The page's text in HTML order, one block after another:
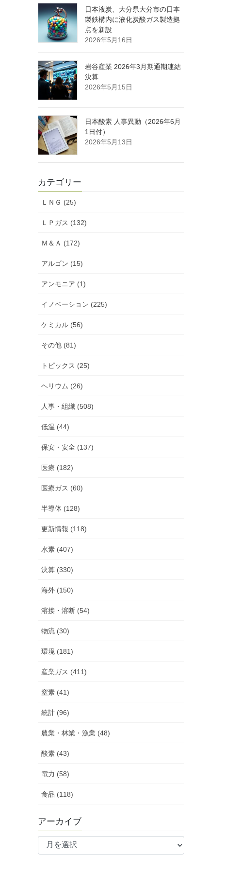
日本液炭、大分県大分市の日本
製鉄構内に液化炭酸ガス製造拠
点を新設
2026年5月16日
岩谷産業 2026年3月期通期連結
決算
2026年5月15日
日本酸素 人事異動（2026年6月
1日付）
2026年5月13日
カテゴリー
ＬＮＧ (25)
ＬＰガス (132)
Ｍ＆Ａ (172)
アルゴン (15)
アンモニア (1)
イノベーション (225)
ケミカル (56)
その他 (81)
トピックス (25)
ヘリウム (26)
人事・組織 (508)
低温 (44)
保安・安全 (137)
医療 (182)
医療ガス (60)
半導体 (128)
更新情報 (118)
水素 (407)
決算 (330)
海外 (150)
溶接・溶断 (54)
物流 (30)
環境 (181)
産業ガス (411)
窒素 (41)
統計 (96)
農業・林業・漁業 (48)
酸素 (43)
電力 (58)
食品 (118)
アーカイブ
ア